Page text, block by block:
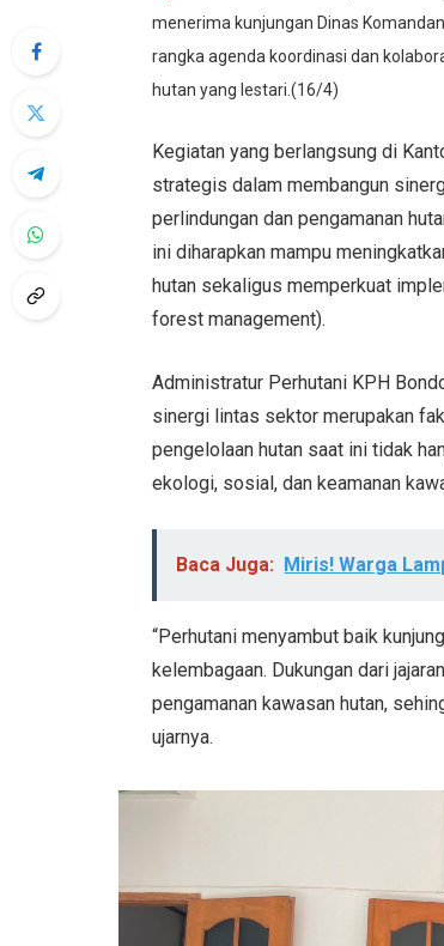
menerima kunjungan Dinas
rangka agenda koordinasi dan
hutan yang lestari.(16/4)
Kegiatan yang berlangsung di
strategis dalam membangun
perlindungan dan pengamanan
ini diharapkan mampu
hutan sekaligus memperkuat
forest management).
Administratur Perhutani KPH
sinergi lintas sektor merupakan
pengelolaan hutan saat ini tidak
ekologi, sosial, dan keamanan
Baca Juga: Miris! Warga
“Perhutani menyambut baik
kelembagaan. Dukungan dari
pengamanan kawasan hutan,
ujarnya.